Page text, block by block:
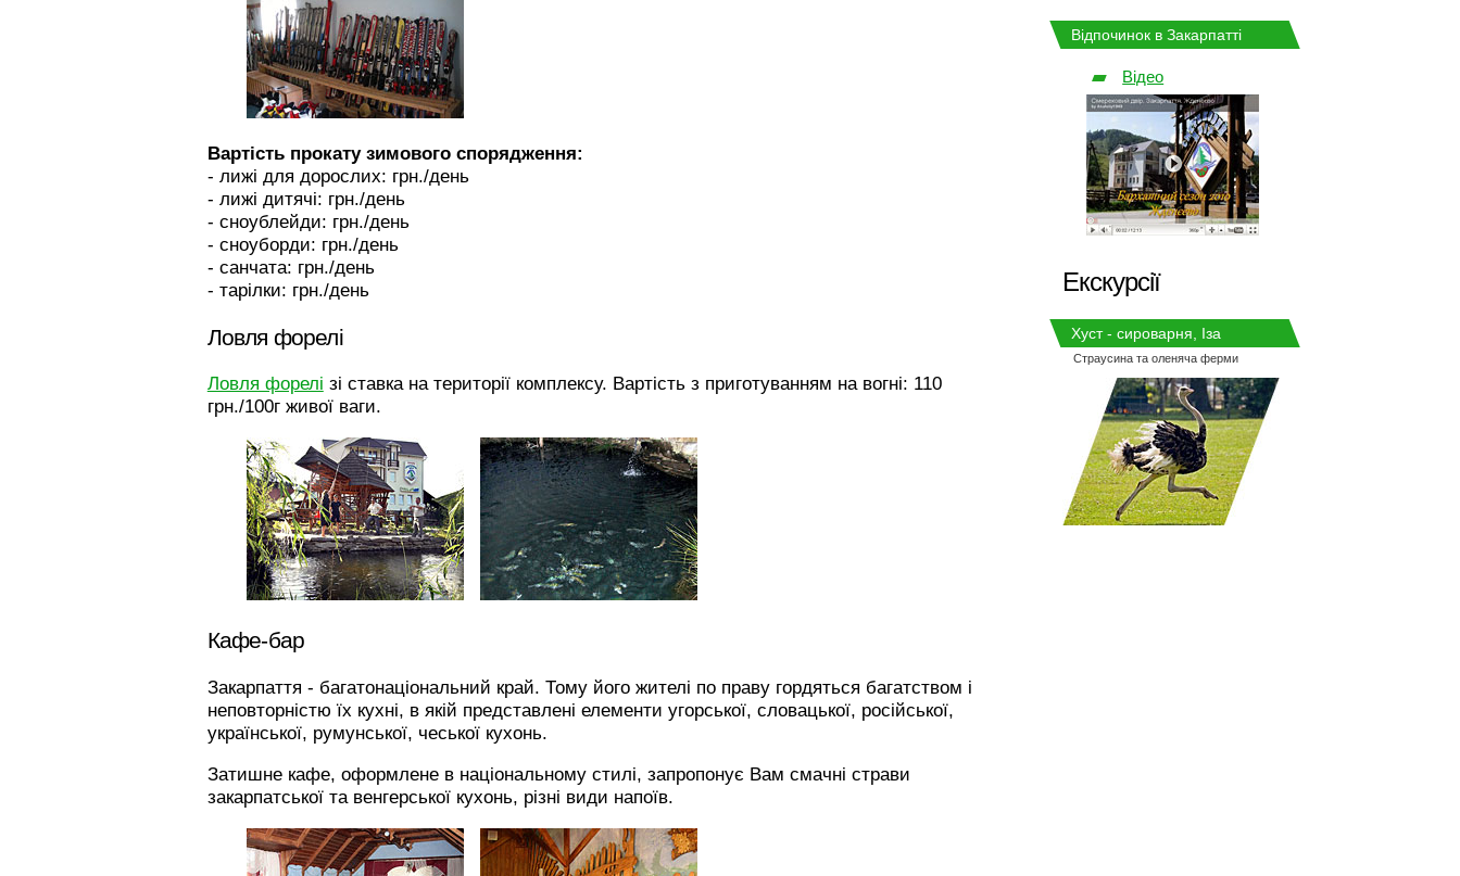
Вартість прокату зимового спорядження:
- лижі для дорослих: грн./день
- лижі дитячі: грн./день
- сноублейди: грн./день
- сноуборди: грн./день
- санчата: грн./день
- тарілки: грн./день
Ловля форелі
Ловля форелі зі ставка на території комплексу. Вартість з приготуванням на вогні: 110
грн./100г живої ваги.
Кафе-бар
Закарпаття - багатонаціональний край. Тому його жителі по праву гордяться багатством і
неповторністю їх кухні, в якій представлені елементи угорської, словацької, російської,
української, румунської, чеської кухонь.
Затишне кафе, оформлене в національному стилі, запропонує Вам смачні страви
закарпатської та венгерської кухонь, різні види напоїв.
Відпочинок в Закарпатті
Відео
Екскурсії
Хуст - сироварня, Іза
Страусина та оленяча ферми
Залишити відгук
Повідомлення / Задати питання